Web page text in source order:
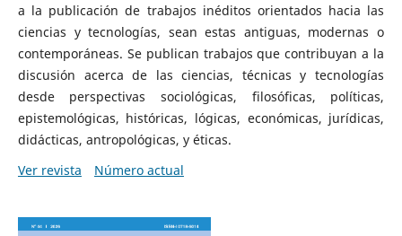
a la publicación de trabajos inéditos orientados hacia las
ciencias y tecnologías, sean estas antiguas, modernas o
contemporáneas. Se publican trabajos que contribuyan a la
discusión acerca de las ciencias, técnicas y tecnologías
desde perspectivas sociológicas, filosóficas, políticas,
epistemológicas, históricas, lógicas, económicas, jurídicas,
didácticas, antropológicas, y éticas.
Ver revista
Número actual